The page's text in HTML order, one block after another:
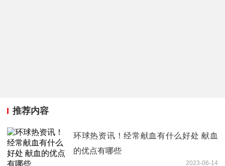
推荐内容
环球热资讯！经常献血有什么好处 献血
的优点有哪些
2023-06-14